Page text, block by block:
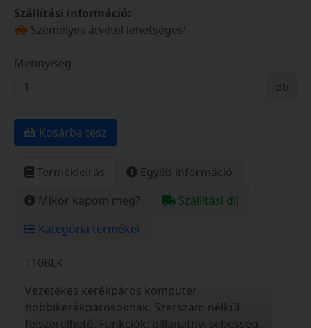
Szállítási információ:
Személyes átvétel lehetséges!
Mennyiség
db
Kosárba tesz
Termékleírás
Egyéb információ
Mikor kapom meg?
Szállítási díj
Kategória termékei
T10BLK
Vezetékes kerékpáros komputer
hobbikerékpárosoknak. Szerszám nélkül
felszerelhető. Funkciók: pillanatnyi sebesség,